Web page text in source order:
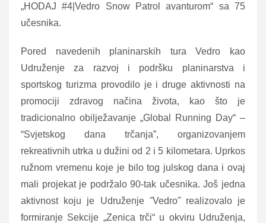
„HODAJ #4|Vedro Snow Patrol avanturom“ sa 75
učesnika.
Pored navedenih planinarskih tura Vedro kao
Udruženje za razvoj i podršku planinarstva i
sportskog turizma provodilo je i druge aktivnosti na
promociji zdravog načina života, kao što je
tradicionalno obilježavanje „Global Running Day“ –
“Svjetskog dana trčanja”, organizovanjem
rekreativnih utrka u dužini od 2 i 5 kilometara. Uprkos
ružnom vremenu koje je bilo tog julskog dana i ovaj
mali projekat je podržalo 90-tak učesnika. Još jedna
aktivnost koju je Udruženje ˝Vedro˝ realizovalo je
formiranje Sekcije „Zenica trči“ u okviru Udruženja,